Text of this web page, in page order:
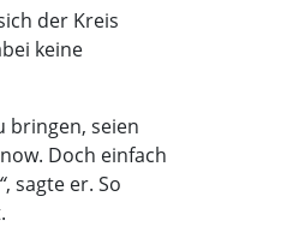
der Kreis
keine
bringen, seien
Doch einfach
, sagte er. So